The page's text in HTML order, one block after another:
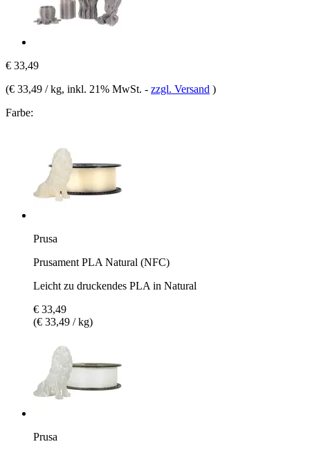
€ 33,49
(€ 33,49 / kg, inkl. 21% MwSt. - zzgl. Versand )
Farbe:
Prusa
Prusament PLA Natural (NFC)
Leicht zu druckendes PLA in Natural
€ 33,49
(€ 33,49 / kg)
Prusa